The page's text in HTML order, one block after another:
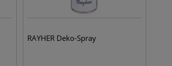
RAYHER Deko-Spray